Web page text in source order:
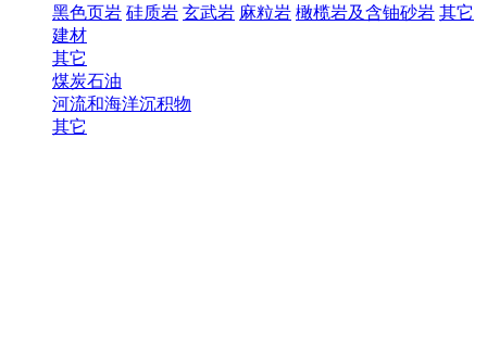
黑色页岩 硅质岩 玄武岩 麻粒岩 橄榄岩及含铀砂岩 其它
建材
其它
煤炭石油
河流和海洋沉积物
其它